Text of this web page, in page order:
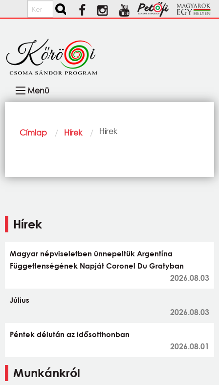
Ugrás a tartalomra
Keresés
navigáció
Menü
Morzsa
Címlap Hírek Current:
Hírek
Hírek
Magyar népviseletben ünnepeltük Argentína
Függetlenségének Napját Coronel Du Gratyban
2026.08.03
Július
2026.08.03
Péntek délután az idősotthonban
2026.08.01
Munkánkról